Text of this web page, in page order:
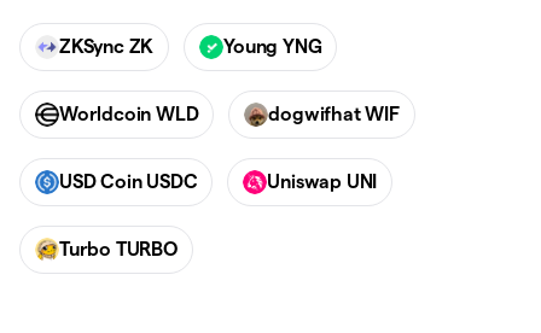
ZKSync ZK Young YNG
Worldcoin WLD dogwifhat WIF
USD Coin USDC Uniswap UNI
Turbo TURBO